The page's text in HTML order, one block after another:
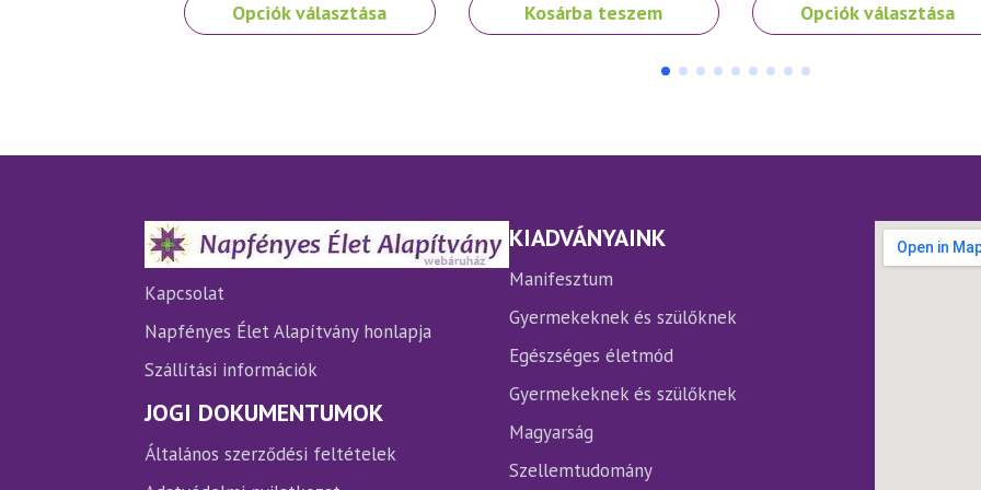
Opciók választása
a
A
termékoldalon
választhatók
Kosárba teszem Opciók választása
a
több
A
Kapcsolat
Napfényes Élet Alapítvány honlapja
Szállítási információk
JOGI DOKUMENTUMOK
Általános szerződési feltételek
KIADVÁNYAINK
Manifesztum
Gyermekeknek és szülőknek
Egészséges életmód
Gyermekeknek és szülőknek
Magyarság
Szellemtudomány